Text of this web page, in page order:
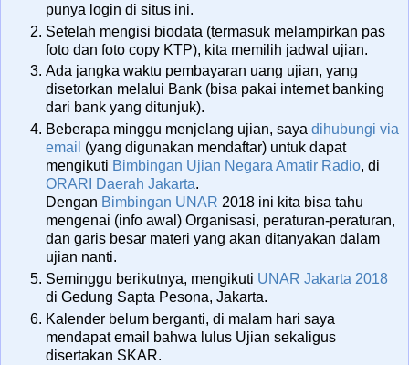
punya login di situs ini.
Setelah mengisi biodata (termasuk melampirkan pas
foto dan foto copy KTP), kita memilih jadwal ujian.
Ada jangka waktu pembayaran uang ujian, yang
disetorkan melalui Bank (bisa pakai internet banking
dari bank yang ditunjuk).
Beberapa minggu menjelang ujian, saya dihubungi via
email (yang digunakan mendaftar) untuk dapat
mengikuti Bimbingan Ujian Negara Amatir Radio, di
ORARI Daerah Jakarta.
Dengan Bimbingan UNAR 2018 ini kita bisa tahu
mengenai (info awal) Organisasi, peraturan-peraturan,
dan garis besar materi yang akan ditanyakan dalam
ujian nanti.
Seminggu berikutnya, mengikuti UNAR Jakarta 2018
di Gedung Sapta Pesona, Jakarta.
Kalender belum berganti, di malam hari saya
mendapat email bahwa lulus Ujian sekaligus
disertakan SKAR.